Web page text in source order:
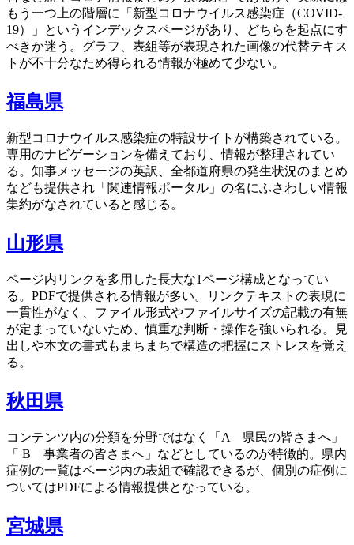
もう一つ上の階層に「新型コロナウイルス感染症（COVID-
19）」というインデックスページがあり、どちらを起点にす
べきか迷う。グラフ、表組等が表現された画像の代替テキス
トが不十分なため得られる情報が極めて少ない。
福島県
新型コロナウイルス感染症の特設サイトが構築されている。
専用のナビゲーションを備えており、情報が整理されてい
る。知事メッセージの英訳、全都道府県の発生状況のまとめ
なども提供され「関連情報ポータル」の名にふさわしい情報
集約がなされていると感じる。
山形県
ページ内リンクを多用した長大な1ページ構成となってい
る。PDFで提供される情報が多い。リンクテキストの表現に
一貫性がなく、ファイル形式やファイルサイズの記載の有無
が定まっていないため、慎重な判断・操作を強いられる。見
出しや本文の書式もまちまちで構造の把握にストレスを覚え
る。
秋田県
コンテンツ内の分類を分野ではなく「A 県民の皆さまへ」
「 B 事業者の皆さまへ」などとしているのが特徴的。県内
症例の一覧はページ内の表組で確認できるが、個別の症例に
ついてはPDFによる情報提供となっている。
宮城県